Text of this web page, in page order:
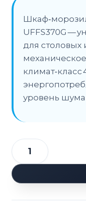
UFFS370G —
для столовых
климат‑класс
уровень шума
Количество
товара
Шкаф